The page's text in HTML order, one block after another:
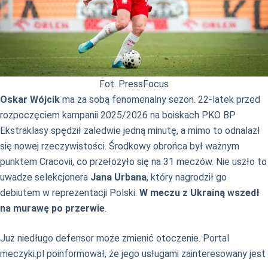
Fot. PressFocus
Oskar Wójcik ma za sobą fenomenalny sezon. 22-latek przed
rozpoczęciem kampanii 2025/2026 na boiskach PKO BP
Ekstraklasy spędził zaledwie jedną minutę, a mimo to odnalazł
się nowej rzeczywistości. Środkowy obrońca był ważnym
punktem Cracovii, co przełożyło się na 31 meczów. Nie uszło to
uwadze selekcjonera Jana Urbana, który nagrodził go
debiutem w reprezentacji Polski. W meczu z Ukrainą wszedł
na murawę po przerwie.
Już niedługo defensor może zmienić otoczenie. Portal
meczyki.pl poinformował, że jego usługami zainteresowany jest